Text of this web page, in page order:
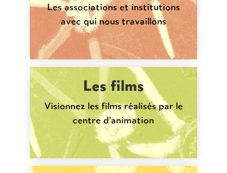
Les associations et institutions
avec qui nous travaillons
Les films
Visionnez les films réalisés par le
centre d’animation